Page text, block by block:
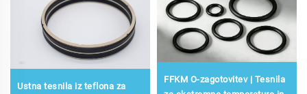
Ustna tesnila iz teflona za
FFKM O-zagotovitev | Tesnila